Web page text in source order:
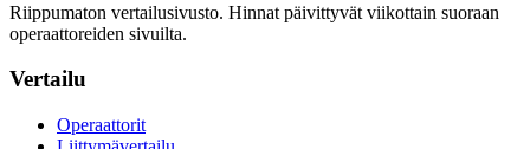
Riippumaton vertailusivusto. Hinnat päivittyvät viikottain suoraan
operaattoreiden sivuilta.
Vertailu
Operaattorit